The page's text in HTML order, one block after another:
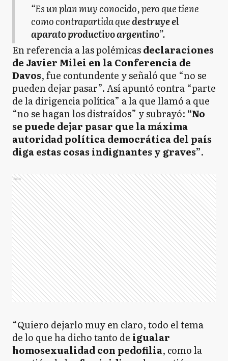
“Es un plan muy conocido, pero que tiene
como contrapartida quedestruye el
aparato productivo argentino”.
En referencia a las polémicasdeclaraciones
de Javier Milei en la Conferencia de
Davos, fue contundente y señaló que “no se
pueden dejar pasar”. Así apuntó contra “parte
de la dirigencia política” a la que llamó a que
“no se hagan los distraídos” y subrayó: “No
se puede dejar pasar que la máxima
autoridad política democrática del país
diga estas cosas indignantes y graves”.
Ads
“Quiero dejarlo muy en claro, todo el tema
de lo que ha dicho tanto de igualar
homosexualidad con pedofilia, como la